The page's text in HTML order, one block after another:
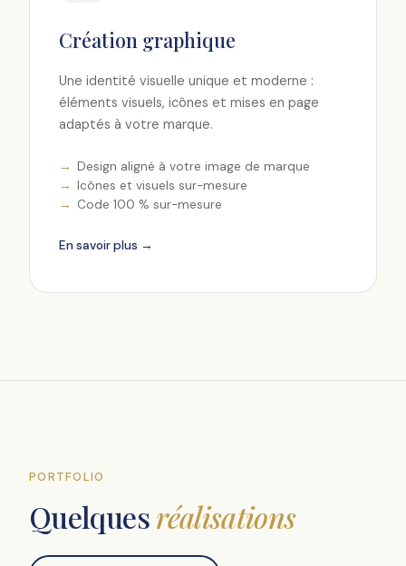
Création graphique
Une identité visuelle unique et moderne :
éléments visuels, icônes et mises en page
adaptés à votre marque.
Design aligné à votre image de marque
Icônes et visuels sur-mesure
Code 100 % sur-mesure
En savoir plus →
PORTFOLIO
Quelquesréalisations